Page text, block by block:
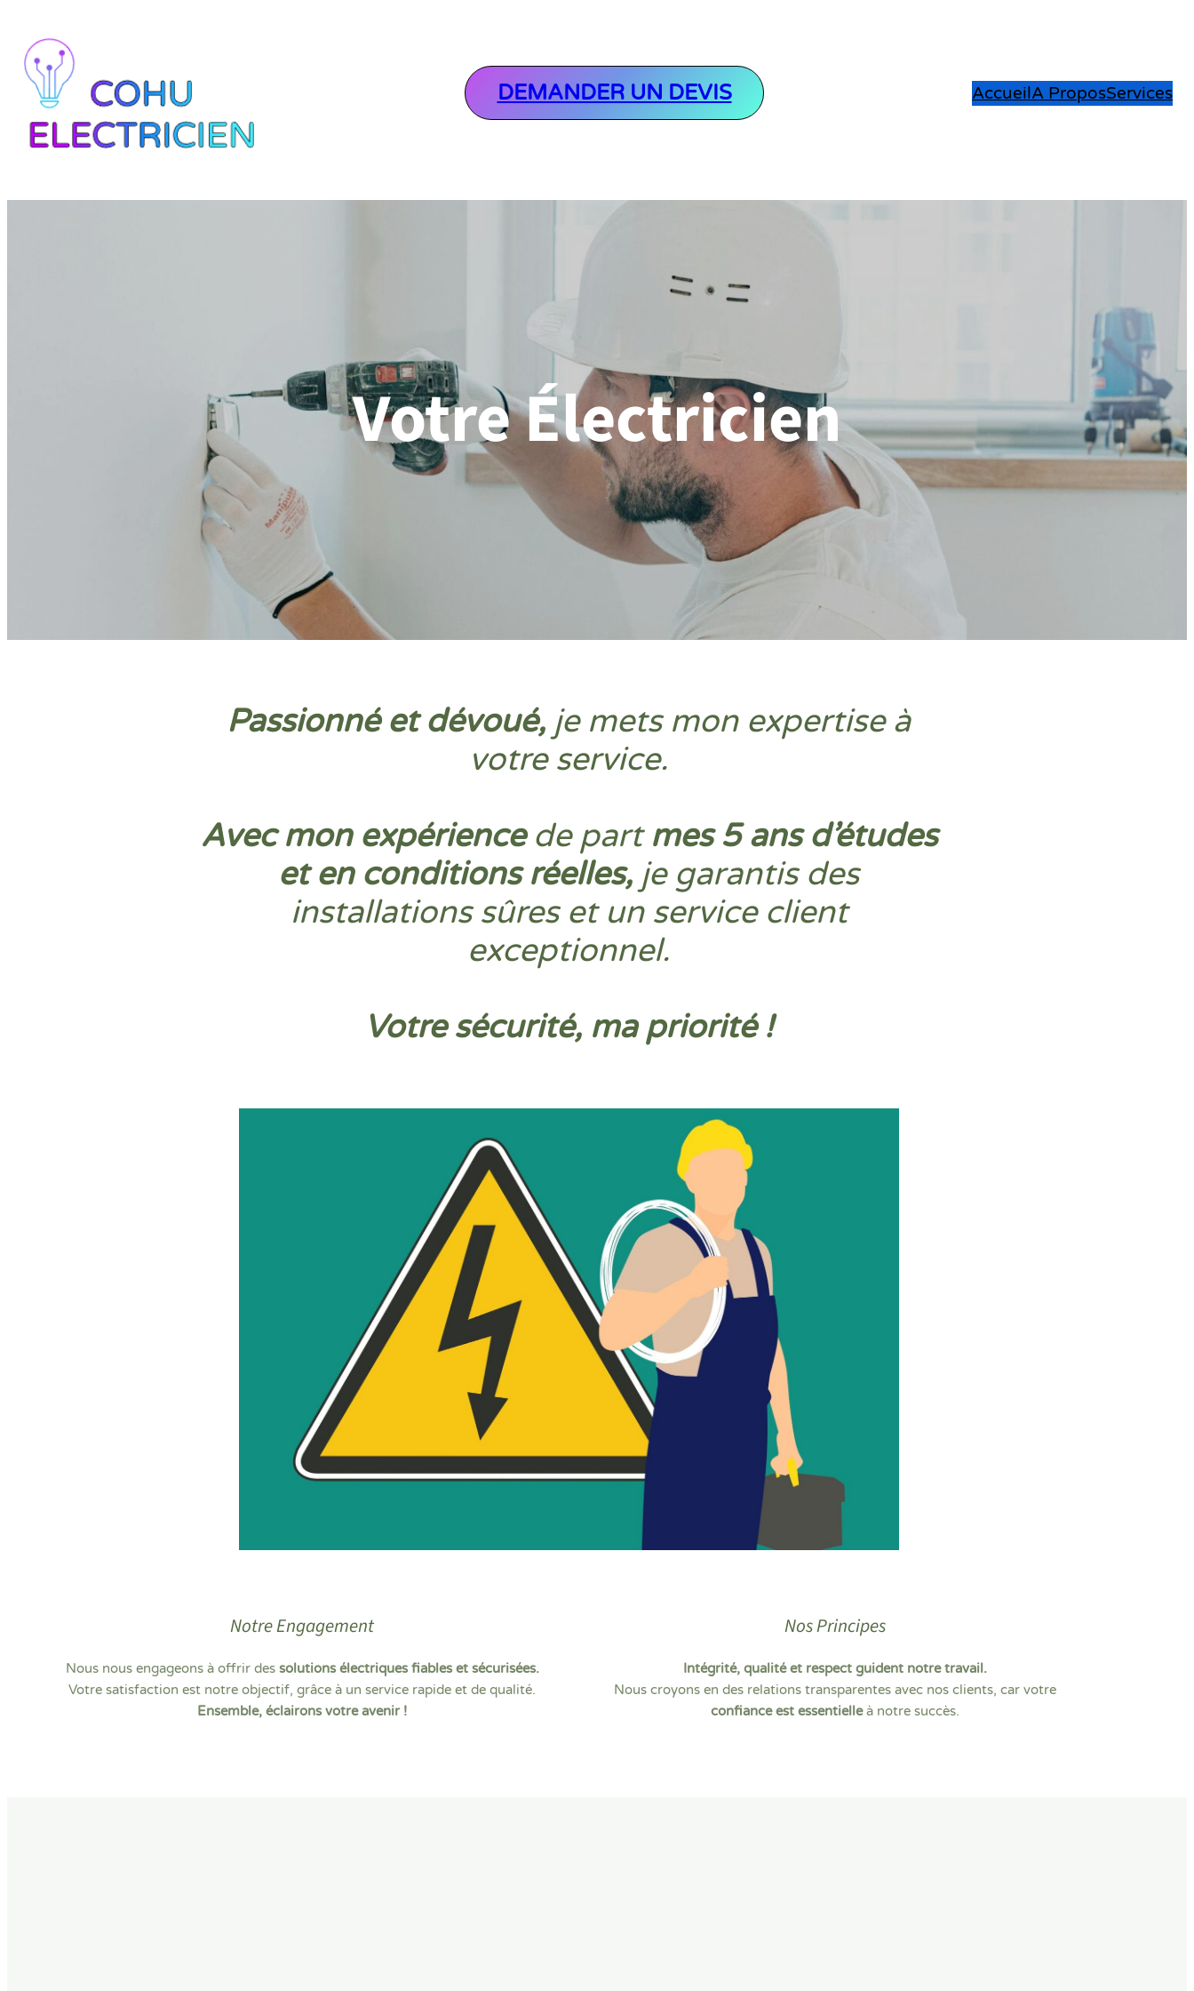
DEMANDER UN DEVIS AccueilA ProposServices
Votre Électricien
Passionné et dévoué, je mets mon expertise à
votre service.
Avec mon expérience de part mes 5 ans d’études
et en conditions réelles, je garantis des
installations sûres et un service client
exceptionnel.
Votre sécurité, ma priorité !
Notre Engagement
Nous nous engageons à offrir des solutions électriques fiables et sécurisées.
Votre satisfaction est notre objectif, grâce à un service rapide et de qualité.
Ensemble, éclairons votre avenir !
Nos Principes
Intégrité, qualité et respect guident notre travail.
Nous croyons en des relations transparentes avec nos clients, car votre
confiance est essentielleà notre succès.